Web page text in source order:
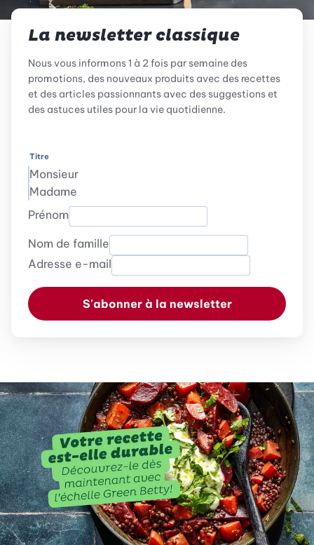
La newsletter classique
Nous vous informons 1 à 2 fois par semaine des
promotions, des nouveaux produits avec des recettes
et des articles passionnants avec des suggestions et
des astuces utiles pour la vie quotidienne.
Titre
Monsieur
Madame
Prénom
Nom de famille
Adresse e-mail
S'abonner à la newsletter